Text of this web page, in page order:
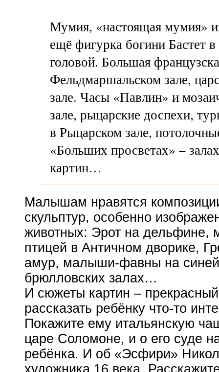
Мумия, «настоящая мумия»
ещё фигурка богини Бастет
головой. Большая
Фельдмаршальском зале,
зале. Часы «Павлин» и
зале, рыцарские доспехи,
в Рыцарском зале,
«Больших просветах» –
картин…
Малышам нравятся
скульптур, особенно
животных: Эрот на дельфине,
птицей в Античном дворике,
амур, малыши-фавны на
брюлловских залах…
И сюжеты картин –
рассказать ребёнку что-то
Покажите ему итальянскую
царе Соломоне, и о его суде
ребёнка. И об «Эсфири»
художника 16 века.